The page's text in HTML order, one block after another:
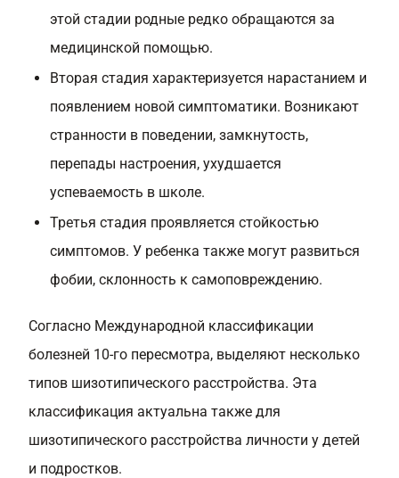
этой стадии родные редко обращаются за
медицинской помощью.
Вторая стадия характеризуется нарастанием и
появлением новой симптоматики. Возникают
странности в поведении, замкнутость,
перепады настроения, ухудшается
успеваемость в школе.
Третья стадия проявляется стойкостью
симптомов. У ребенка также могут развиться
фобии, склонность к самоповреждению.
Согласно Международной классификации
болезней 10-го пересмотра, выделяют несколько
типов шизотипического расстройства. Эта
классификация актуальна также для
шизотипического расстройства личности у детей
и подростков.